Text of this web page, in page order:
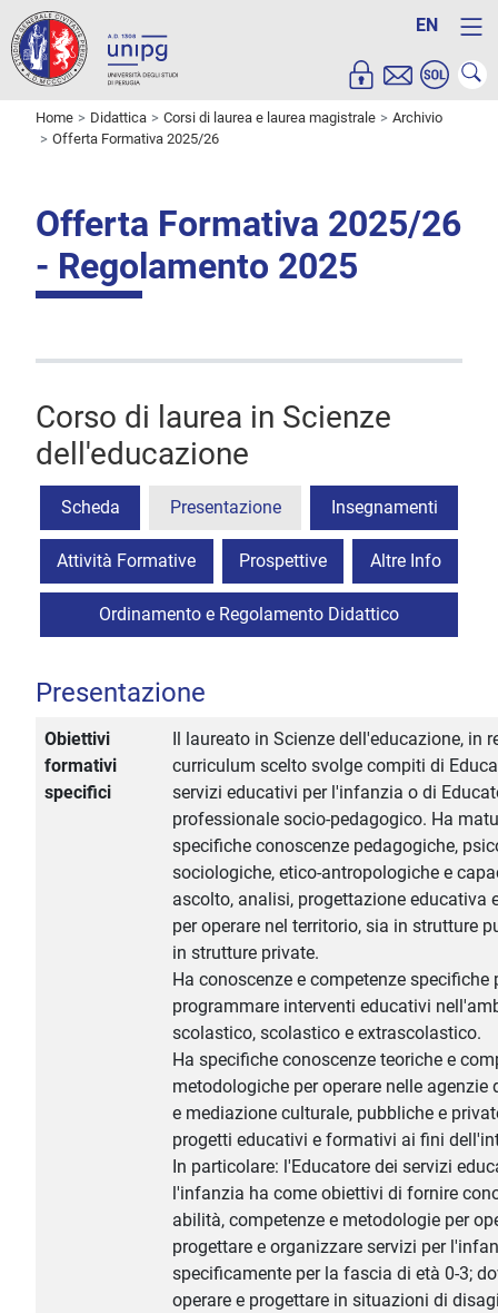
EN
Home Didattica Corsi di laurea e laurea magistrale
Archivio
Offerta Formativa 2025/26
Offerta Formativa 2025/26
- Regolamento 2025
Corso di laurea in Scienze
dell'educazione
Scheda Presentazione Insegnamenti
Attività Formative Prospettive Altre Info
Ordinamento e Regolamento Didattico
Presentazione
Obiettivi
formativi
specifici
Il laureato in Scienze dell'educazione, in
curriculum scelto svolge compiti di
servizi educativi per l'infanzia o di
professionale socio-pedagogico. Ha
specifiche conoscenze pedagogiche,
sociologiche, etico-antropologiche e
ascolto, analisi, progettazione educativa
per operare nel territorio, sia in strutture
in strutture private.
Ha conoscenze e competenze specifiche
programmare interventi educativi
scolastico, scolastico e extrascolastico.
Ha specifiche conoscenze teoriche e
metodologiche per operare nelle agenzie
e mediazione culturale, pubbliche e
progetti educativi e formativi ai fini
In particolare: l'Educatore dei servizi
l'infanzia ha come obiettivi di fornire
abilità, competenze e metodologie per
progettare e organizzare servizi per
specificamente per la fascia di età 0-3;
operare e progettare in situazioni di